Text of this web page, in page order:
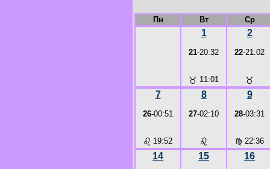
Пн Вт Ср
1
21-20:32
♉ 11:01
2
22-21:02
♉
7
26-00:51
♌ 19:52
8
27-02:10
♌
9
28-03:31
♍ 22:36
14 15 16